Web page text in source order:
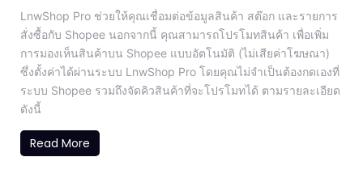
LnwShop Pro ช่วยให้คุณเชื่อมต่อข้อมูลสินค้า สต๊อก และรายการ
สั่งซื้อกับ Shopee นอกจากนี้ คุณสามารถโปรโมทสินค้า เพื่อเพิ่ม
การมองเห็นสินค้าบน Shopee แบบอัตโนมัติ (ไม่เสียค่าโฆษณา)
ซึ่งตั้งค่าได้ผ่านระบบ LnwShop Pro โดยคุณไม่จำเป็นต้องกดเองที่
ระบบ Shopee รวมถึงจัดคิวสินค้าที่จะโปรโมทได้ ตามรายละเอียด
ดังนี้
Read More